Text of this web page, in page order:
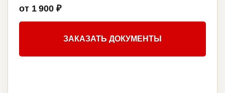
от 1 900 ₽
ЗАКАЗАТЬ ДОКУМЕНТЫ